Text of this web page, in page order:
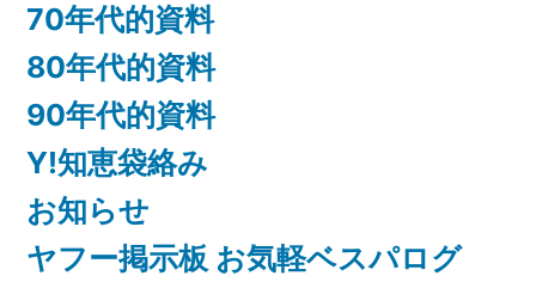
70年代的資料
80年代的資料
90年代的資料
Y!知恵袋絡み
お知らせ
ヤフー掲示板 お気軽ベスパログ